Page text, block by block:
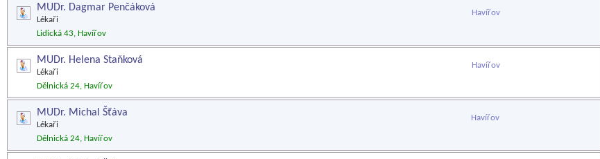
MUDr. Dagmar Penčáková
Lékaři
Havířov
Lidická 43, Havířov
MUDr. Helena Staňková
Lékaři
Havířov
Dělnická 24, Havířov
MUDr. Michal Šťáva
Lékaři
Havířov
Dělnická 24, Havířov